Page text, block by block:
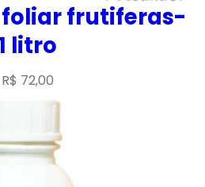
frutiferas-
litro
R$ 72,00